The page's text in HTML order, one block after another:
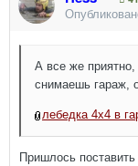
А все же
снимаешь гараж,
лебедка 4х4 в
Пришлось